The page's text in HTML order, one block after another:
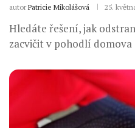
autor Patricie Mikolášová 25.
Hledáte řešení, jak
zacvičit v pohodlí domova